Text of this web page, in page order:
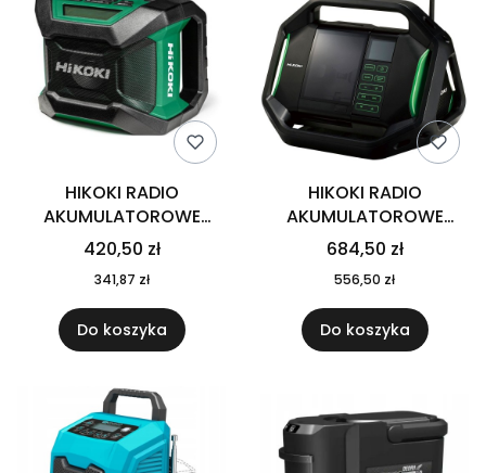
HIKOKI RADIO
AKUMULATOROWE
UR18DA W4Z
BLUETOOTH UR18DAW4Z
420,50 zł
341,87 zł
Do koszyka
HIKOKI RADIO
AKUMULATOROWE
UR18DSAL W4Z
BUDOWLANE
UR18DSALW4Z
684,50 zł
556,50 zł
Do koszyka